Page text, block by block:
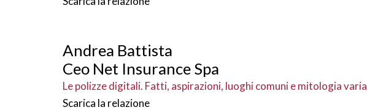
Andrea Battista
Ceo Net Insurance Spa
Le polizze digitali. Fatti, aspirazioni, luoghi comuni e mitologia varia
Scarica la relazione